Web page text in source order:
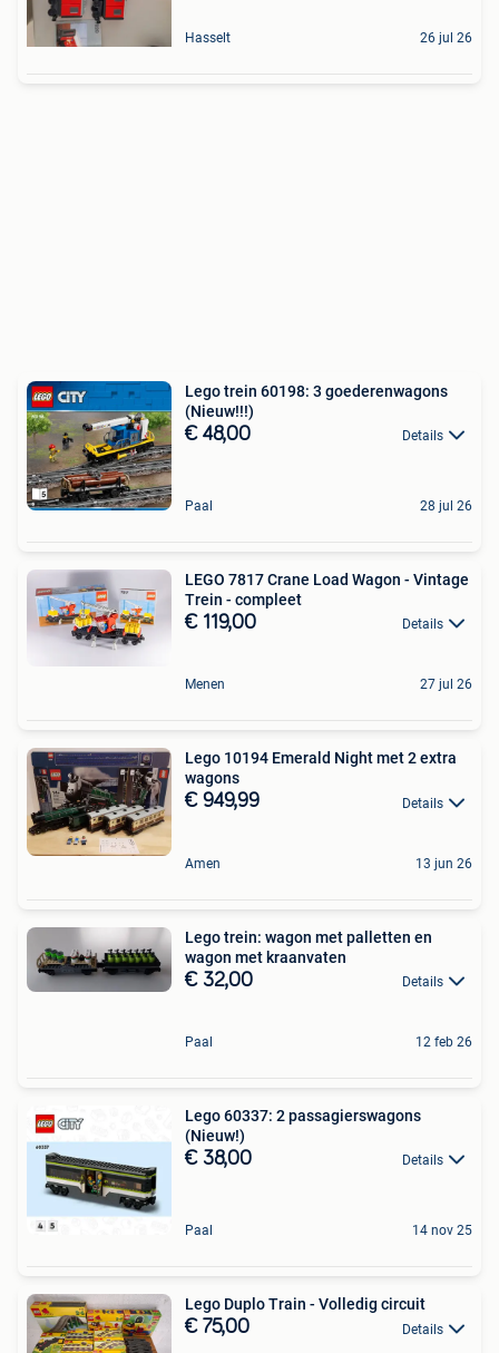
Hasselt 26 jul 26
Lego trein 60198: 3 goederenwagons
(Nieuw!!!)
€ 48,00 Details
Paal 28 jul 26
LEGO 7817 Crane Load Wagon - Vintage
Trein - compleet
€ 119,00 Details
Menen 27 jul 26
Lego 10194 Emerald Night met 2 extra
wagons
€ 949,99 Details
Amen 13 jun 26
Lego trein: wagon met palletten en
wagon met kraanvaten
€ 32,00 Details
Paal 12 feb 26
Lego 60337: 2 passagierswagons
(Nieuw!)
€ 38,00 Details
Paal 14 nov 25
Lego Duplo Train - Volledig circuit
€ 75,00 Details